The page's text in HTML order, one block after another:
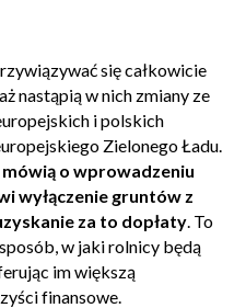
się całkowicie
nastąpią w nich zmiany ze
i polskich
Zielonego Ładu.
o wprowadzeniu
wyłączenie gruntów z
za to dopłaty . To
w jaki rolnicy będą
im większą
finansowe.